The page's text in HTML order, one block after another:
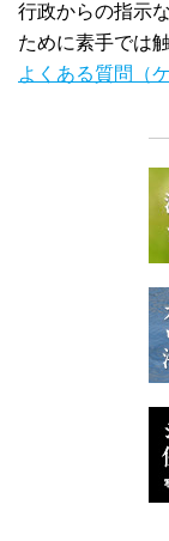
行政からの指示
ために素手では
よくある質問（